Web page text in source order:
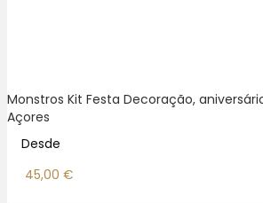
Monstros Kit Festa Decoração,
Açores
Desde
45,00 €